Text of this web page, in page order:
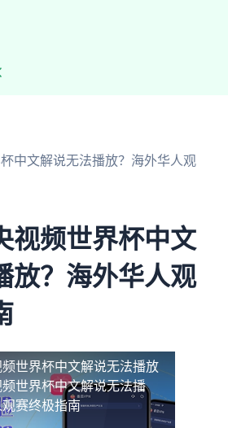
中文解说无法播放？海外华人观
视频世界杯中文
放？海外华人观
世界杯中文解说无法播放
世界杯中文解说无法播
赛终极指南